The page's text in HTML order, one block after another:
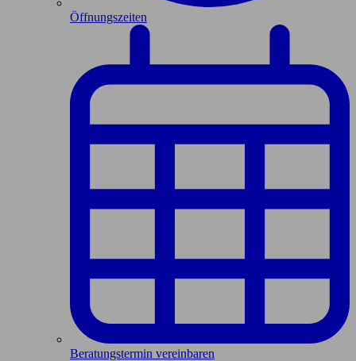
Öffnungszeiten
Beratungstermin vereinbaren